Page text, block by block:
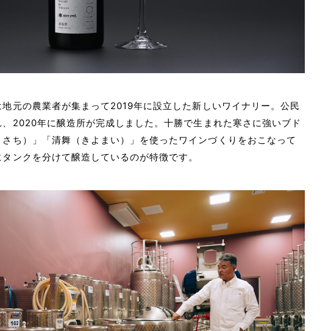
元の農業者が集まって2019年に設立した新しいワイナリー。公民
2020年に醸造所が完成しました。十勝で生まれた寒さに強いブド
ち）」「清舞（きよまい）」を使ったワインづくりをおこなって
ンクを分けて醸造しているのが特徴です。